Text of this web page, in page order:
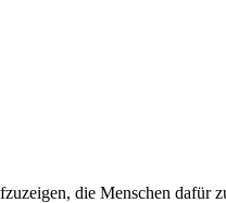
die Menschen dafür